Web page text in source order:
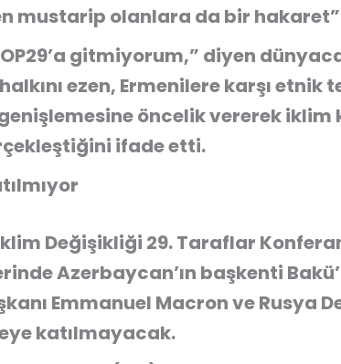
mustarip olanlara da bir
gitmiyorum,” diyen
ezen, Ermenilere karşı etnik
öncelik vererek iklim
ifade etti.
Değişikliği 29. Taraflar
Azerbaycan’ın başkenti
Emmanuel Macron ve Rusya
katılmayacak.